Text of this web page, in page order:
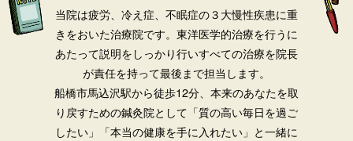
当院は疲労、冷え症、不眠症の３大慢性疾患に重
きをおいた治療院です。 東洋医学的治療を行うに
あたって説明をしっかり行いすべての治療を院長
が責任を持って最後まで担当します。
船橋市馬込沢駅から徒歩12分、本来のあなたを取
り戻すための鍼灸院として「質の高い毎日を過ご
したい」「本当の健康を手に入れたい」と一緒に